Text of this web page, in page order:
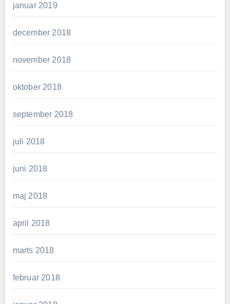
januar 2019
december 2018
november 2018
oktober 2018
september 2018
juli 2018
juni 2018
maj 2018
april 2018
marts 2018
februar 2018